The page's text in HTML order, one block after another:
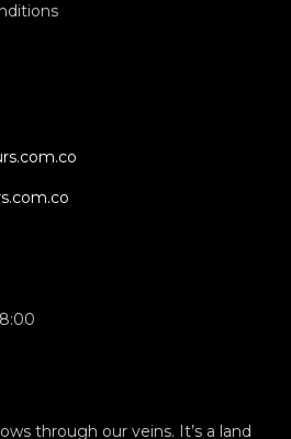
through our veins. It’s a land